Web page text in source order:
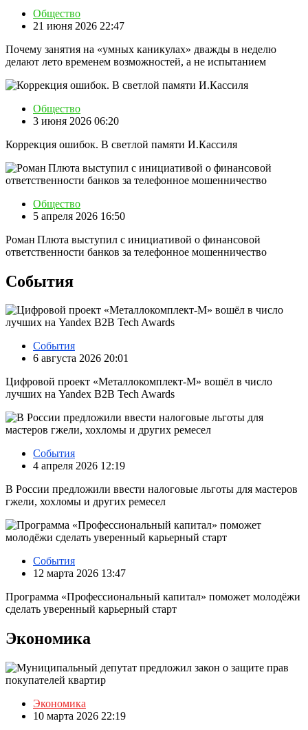
Общество
21 июня 2026 22:47
Почему занятия на «умных каникулах» дважды в неделю
делают лето временем возможностей, а не испытанием
Общество
3 июня 2026 06:20
Коррекция ошибок. В светлой памяти И.Кассиля
Общество
5 апреля 2026 16:50
Роман Плюта выступил с инициативой о финансовой
ответственности банков за телефонное мошенничество
События
События
6 августа 2026 20:01
Цифровой проект «Металлокомплект-М» вошёл в число
лучших на Yandex B2B Tech Awards
События
4 апреля 2026 12:19
В России предложили ввести налоговые льготы для мастеров
гжели, хохломы и других ремесел
События
12 марта 2026 13:47
Программа «Профессиональный капитал» поможет молодёжи
сделать уверенный карьерный старт
Экономика
Экономика
10 марта 2026 22:19